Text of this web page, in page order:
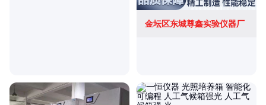
金坛区东城尊鑫实验仪器厂